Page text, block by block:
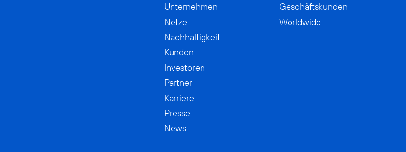
Unternehmen
Netze
Nachhaltigkeit
Kunden
Investoren
Partner
Karriere
Presse
News
Geschäftskunden
Worldwide